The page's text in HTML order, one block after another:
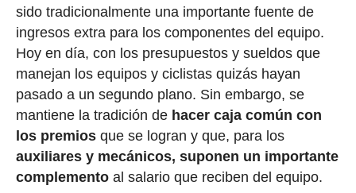
sido tradicionalmente una importante fuente de
ingresos extra para los componentes del equipo.
Hoy en día, con los presupuestos y sueldos que
manejan los equipos y ciclistas quizás hayan
pasado a un segundo plano. Sin embargo, se
mantiene la tradición de hacer caja común con
los premiosque se logran y que, para los
auxiliares y mecánicos, suponen un importante
complementoal salario que reciben del equipo.